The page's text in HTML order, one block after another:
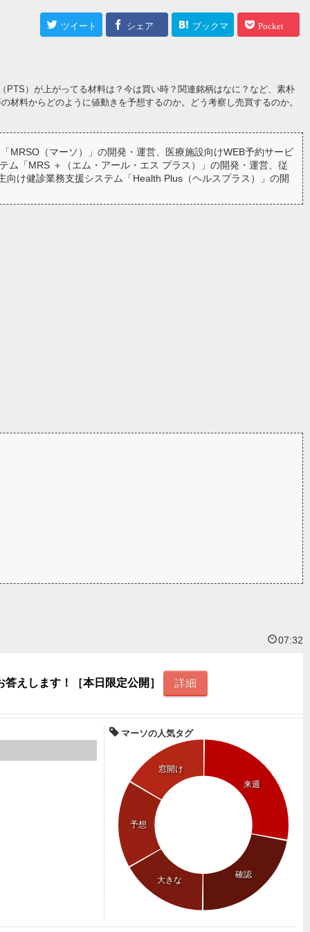
ツイート シェア ブックマ Pocket
PTS）が上がってる材料は？今は買い時？関連銘柄はなに？など、素朴
料からどのように値動きを予想するのか。どう考察し売買するのか。
MRSO（マーソ）」の開発・運営、医療施設向けWEB予約サービ
ム「MRS ＋（エム・アール・エス プラス）」の開発・運営、従
け健診業務支援システム「Health Plus（ヘルスプラス）」の開
07:32
えします！［本日限定公開］ 詳細
マーソの人気タグ
来週
確認
大きな
予想
窓開け